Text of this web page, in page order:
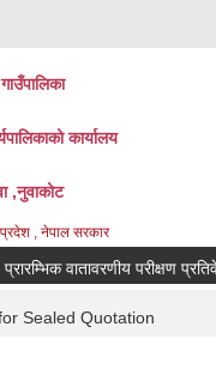
कार्यालय
,नुवाकोट
प्रदेश , नेपाल सरकार
वातावरणीय परीक्षण प्रतिवेदन
Sealed Quotation